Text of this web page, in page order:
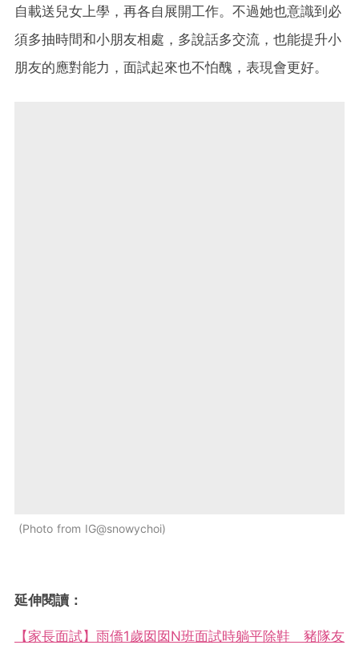
自載送兒女上學，再各自展開工作。不過她也意識到必
須多抽時間和小朋友相處，多說話多交流，也能提升小
朋友的應對能力，面試起來也不怕醜，表現會更好。
Photo from IG@snowychoi
延伸閱讀：
【家長面試】雨僑1歲囡囡N班面試時躺平除鞋 豬隊友